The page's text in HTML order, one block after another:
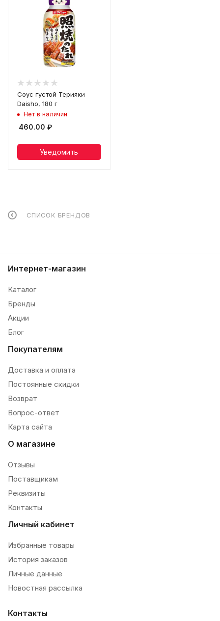
Соус густой Терияки
Daisho, 180 г
Нет в наличии
460.00 ₽
Уведомить
СПИСОК БРЕНДОВ
Интернет-магазин
Каталог
Бренды
Акции
Блог
Покупателям
Доставка и оплата
Постоянные скидки
Возврат
Вопрос-ответ
Карта сайта
О магазине
Отзывы
Поставщикам
Реквизиты
Контакты
Личный кабинет
Избранные товары
История заказов
Личные данные
Новостная рассылка
Контакты